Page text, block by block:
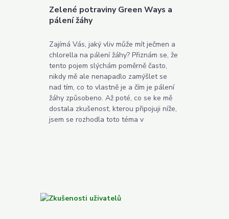
Zelené potraviny Green Ways a
pálení žáhy
Zajímá Vás, jaký vliv může mít ječmen a
chlorella na pálení žáhy? Přiznám se, že
tento pojem slýchám poměrně často,
nikdy mě ale nenapadlo zamýšlet se
nad tím, co to vlastně je a čím je pálení
žáhy způsobeno. Až poté, co se ke mě
dostala zkušenost, kterou připojuji níže,
jsem se rozhodla toto téma v